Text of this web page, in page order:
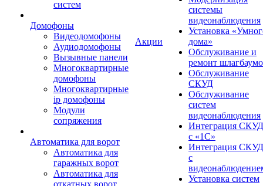
систем
Домофоны
Видеодомофоны
Аудиодомофоны
Вызывные панели
Многоквартирные
домофоны
Многоквартирные
ip домофоны
Модули
сопряжения
Автоматика для ворот
Автоматика для
гаражных ворот
Автоматика для
откатных ворот
Акции
системы
видеонаблюдения
Установка
дома»
Обслуживание и
ремонт
Обслуживание
СКУД
Обслуживание
систем
видеонаблюдения
Интеграция СКУД
с «1С»
Интеграция СКУД
с
Установка систем